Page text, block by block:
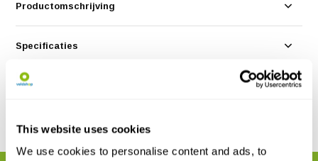
This website uses cookies
We use cookies to personalise content and ads, to
Productomschrijving
Specificaties
Reviews
Delen